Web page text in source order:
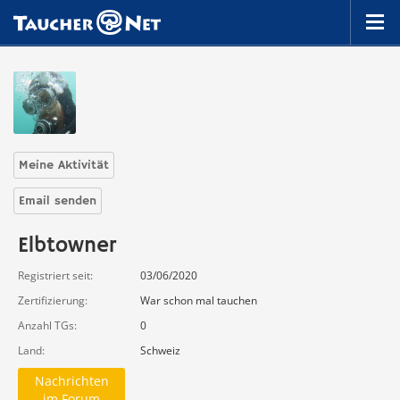
Meine Aktivität
Email senden
Elbtowner
Registriert seit
03/06/2020
Zertifizierung
War schon mal tauchen
Anzahl TGs
0
Land
Schweiz
Nachrichten